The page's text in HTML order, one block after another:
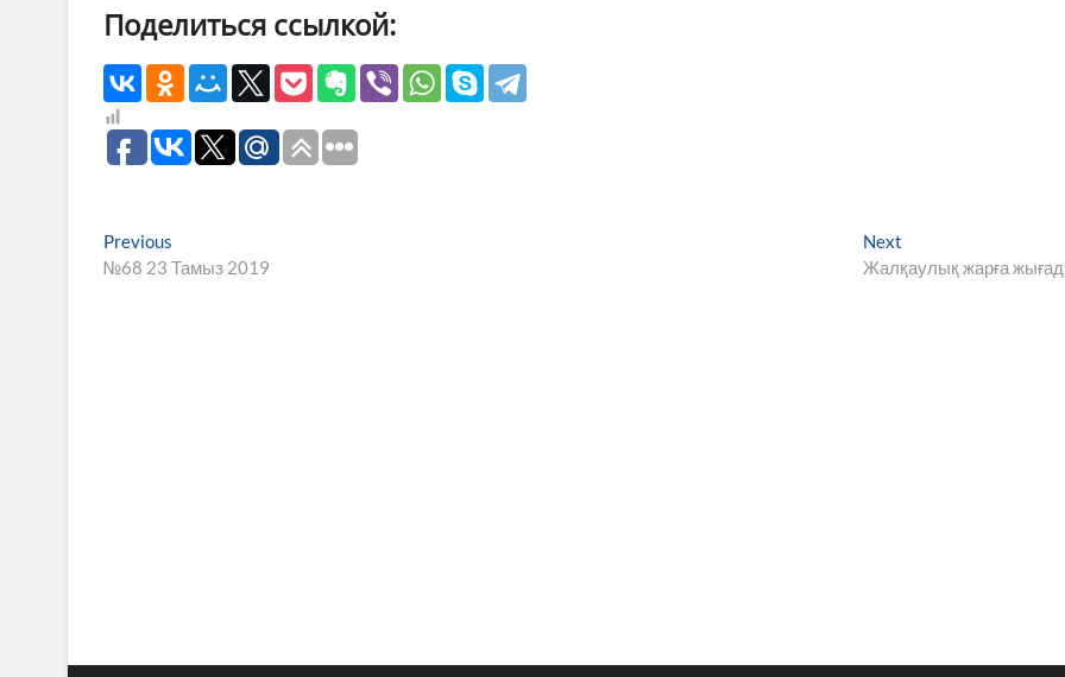
Поделиться ссылкой:
Навигация
по
Previous
post:
№68 23 Тамыз 2019
Next
post:
Жалқаулық жарға